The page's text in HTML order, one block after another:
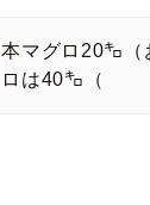
本マグロ20㌔（
ロは40㌔（